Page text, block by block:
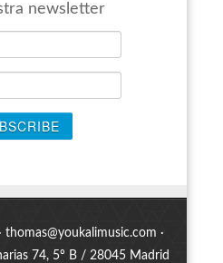
newsletter
thomas@youkalimusic.com ·
74, 5º B / 28045 Madrid